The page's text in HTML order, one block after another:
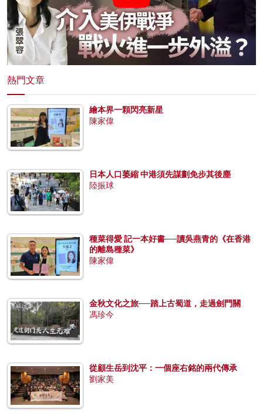
熱門文章
繪本界一顆閃亮新星
陳家偉
日本人口萎縮 中港須先謀劃免步其後塵
陸振球
種菜得愛 記一本好書──讀吳燕青的《在香港
的離島種菜》
陳家偉
金秋文化之旅──踏上古蜀道，走過劍門關
馮珍今
從顧生岳到沈平：一個座右銘的兩代傳承
劉家美